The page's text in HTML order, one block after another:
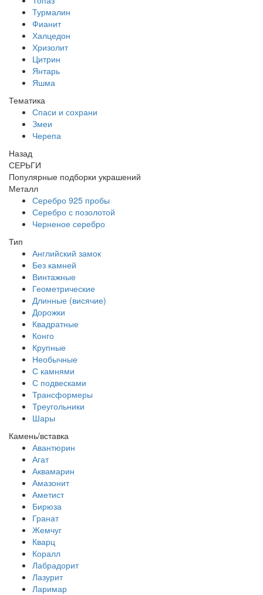
Турмалин
Фианит
Халцедон
Хризолит
Цитрин
Янтарь
Яшма
Тематика
Спаси и сохрани
Змеи
Черепа
Назад
СЕРЬГИ
Популярные подборки украшений
Металл
Серебро 925 пробы
Серебро с позолотой
Черненое серебро
Тип
Английский замок
Без камней
Винтажные
Геометрические
Длинные (висячие)
Дорожки
Квадратные
Конго
Крупные
Необычные
С камнями
С подвесками
Трансформеры
Треугольники
Шары
Камень/вставка
Авантюрин
Агат
Аквамарин
Амазонит
Аметист
Бирюза
Гранат
Жемчуг
Кварц
Коралл
Лабрадорит
Лазурит
Ларимар